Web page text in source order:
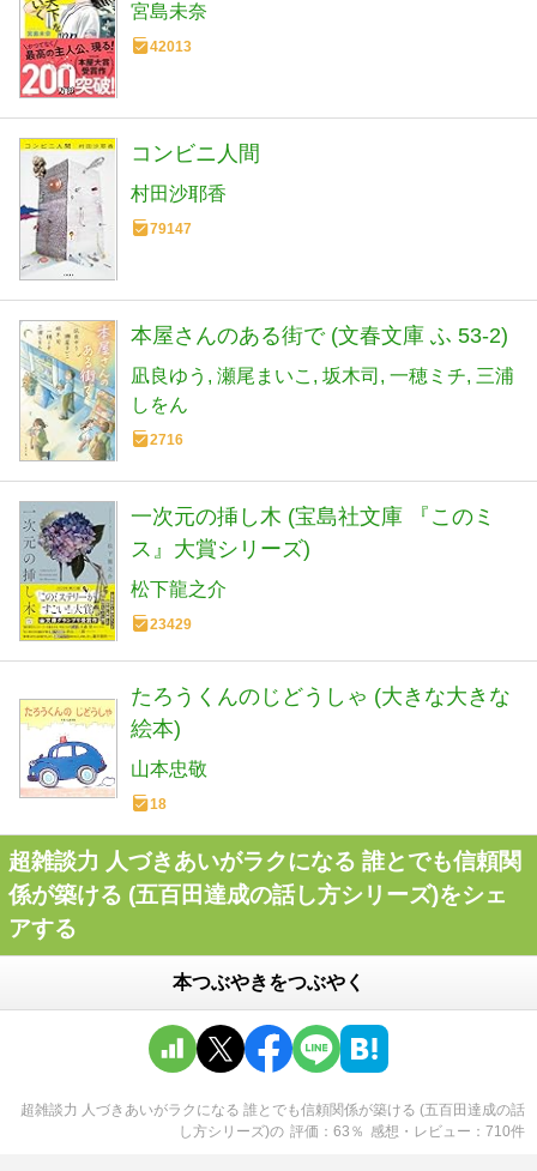
宮島未奈
42013
コンビニ人間
村田沙耶香
79147
本屋さんのある街で (文春文庫 ふ 53-2)
凪良ゆう 瀬尾まいこ 坂木司 一穂ミチ 三浦
しをん
2716
一次元の挿し木 (宝島社文庫 『このミ
ス』大賞シリーズ)
松下龍之介
23429
たろうくんのじどうしゃ (大きな大きな
絵本)
山本忠敬
18
超雑談力 人づきあいがラクになる 誰とでも信頼関
係が築ける (五百田達成の話し方シリーズ)をシェ
アする
本つぶやきをつぶやく
超雑談力 人づきあいがラクになる 誰とでも信頼関係が築ける (五百田達成の話
し方シリーズ)の 評価 63 ％ 感想・レビュー 710件